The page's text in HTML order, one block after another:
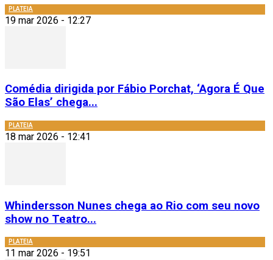
PLATEIA
19 mar 2026 - 12:27
Comédia dirigida por Fábio Porchat, ‘Agora É Que
São Elas’ chega...
PLATEIA
18 mar 2026 - 12:41
Whindersson Nunes chega ao Rio com seu novo
show no Teatro...
PLATEIA
11 mar 2026 - 19:51